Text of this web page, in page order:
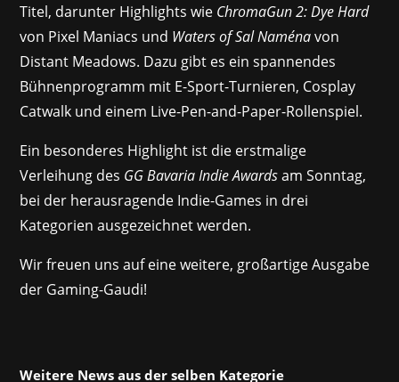
Titel, darunter Highlights wie ChromaGun 2: Dye Hard
von Pixel Maniacs und Waters of Sal Naménavon
Distant Meadows. Dazu gibt es ein spannendes
Bühnenprogramm mit E-Sport-Turnieren, Cosplay
Catwalk und einem Live-Pen-and-Paper-Rollenspiel.
Ein besonderes Highlight ist die erstmalige
Verleihung des GG Bavaria Indie Awardsam Sonntag,
bei der herausragende Indie-Games in drei
Kategorien ausgezeichnet werden.
Wir freuen uns auf eine weitere, großartige Ausgabe
der Gaming-Gaudi!
Weitere News aus der selben Kategorie